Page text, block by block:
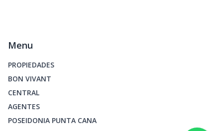
Menu
PROPIEDADES
BON VIVANT
CENTRAL
AGENTES
POSEIDONIA PUNTA CANA